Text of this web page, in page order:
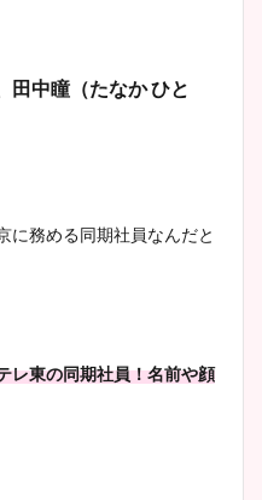
田中瞳（たなかひと
に務める同期社員なんだと
レ東の同期社員！名前や顔